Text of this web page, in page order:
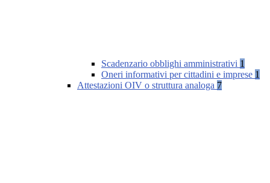
Scadenzario obblighi amministrativi 1
Oneri informativi per cittadini e imprese 1
Attestazioni OIV o struttura analoga 7